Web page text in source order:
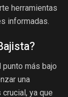
herramientas
informadas.
más bajo
una
ya que